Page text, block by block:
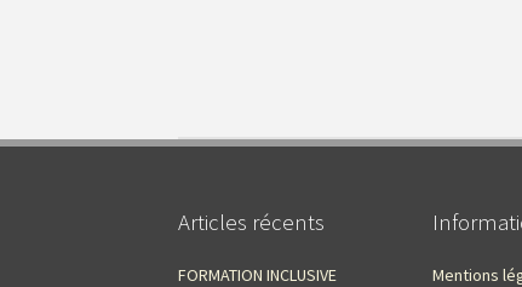
Articles récents
FORMATION INCLUSIVE
Mentions